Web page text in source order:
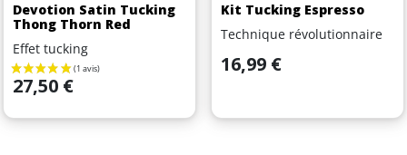
Devotion Satin Tucking
Thong Thorn Red
Effet tucking
Prix
27,50 €
Kit Tucking Espresso
Technique révolutionnaire
Prix
16,99 €